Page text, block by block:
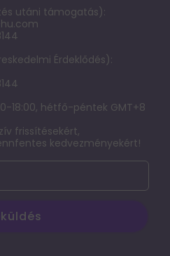
30000 PUFFS
a webhely-hozzáférésről
utáni támogatás):
Érdeklődés):
18:00, hétfő-péntek GMT+8
frissítésekért,
kedvezményekért!